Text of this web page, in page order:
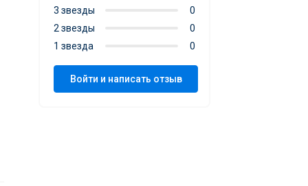
3 звезды
0
2 звезды
0
1 звезда
0
Войти и написать отзыв